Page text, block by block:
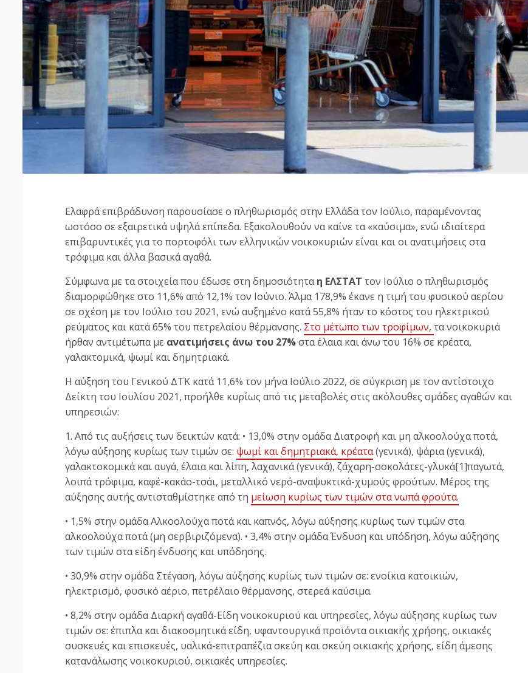
Ελαφρά επιβράδυνση παρουσίασε ο πληθωρισμός στην Ελλάδα τον Ιούλιο, παραμένοντας
ωστόσο σε εξαιρετικά υψηλά επίπεδα. Εξακολουθούν να καίνε τα «καύσιμα», ενώ ιδιαίτερα
επιβαρυντικές για το πορτοφόλι των ελληνικών νοικοκυριών είναι και οι ανατιμήσεις στα
τρόφιμα και άλλα βασικά αγαθά.
Σύμφωνα με τα στοιχεία που έδωσε στη δημοσιότηταη ΕΛΣΤΑΤ τον Ιούλιο ο πληθωρισμός
διαμορφώθηκε στο 11,6% από 12,1% τον Ιούνιο. Άλμα 178,9% έκανε η τιμή του φυσικού αερίου
σε σχέση με τον Ιούλιο του 2021, ενώ αυξημένο κατά 55,8% ήταν το κόστος του ηλεκτρικού
ρεύματος και κατά 65% του πετρελαίου θέρμανσης. Στο μέτωπο των τροφίμων, τα νοικοκυριά
ήρθαν αντιμέτωπα με ανατιμήσεις άνω του 27%στα έλαια και άνω του 16% σε κρέατα,
γαλακτομικά, ψωμί και δημητριακά.
Η αύξηση του Γενικού ΔΤΚ κατά 11,6% τον μήνα Ιούλιο 2022, σε σύγκριση με τον αντίστοιχο
Δείκτη του Ιουλίου 2021, προήλθε κυρίως από τις μεταβολές στις ακόλουθες ομάδες αγαθών και
υπηρεσιών:
1. Από τις αυξήσεις των δεικτών κατά: • 13,0% στην ομάδα Διατροφή και μη αλκοολούχα ποτά,
λόγω αύξησης κυρίως των τιμών σε: ψωμί και δημητριακά, κρέατα(γενικά), ψάρια (γενικά),
γαλακτοκομικά και αυγά, έλαια και λίπη, λαχανικά (γενικά), ζάχαρη-σοκολάτες-γλυκά[1]παγωτά,
λοιπά τρόφιμα, καφέ-κακάο-τσάι, μεταλλικό νερό-αναψυκτικά-χυμούς φρούτων. Μέρος της
αύξησης αυτής αντισταθμίστηκε από τη μείωση κυρίως των τιμών στα νωπά φρούτα.
• 1,5% στην ομάδα Αλκοολούχα ποτά και καπνός, λόγω αύξησης κυρίως των τιμών στα
αλκοολούχα ποτά (μη σερβιριζόμενα). • 3,4% στην ομάδα Ένδυση και υπόδηση, λόγω αύξησης
των τιμών στα είδη ένδυσης και υπόδησης.
• 30,9% στην ομάδα Στέγαση, λόγω αύξησης κυρίως των τιμών σε: ενοίκια κατοικιών,
ηλεκτρισμό, φυσικό αέριο, πετρέλαιο θέρμανσης, στερεά καύσιμα.
• 8,2% στην ομάδα Διαρκή αγαθά-Είδη νοικοκυριού και υπηρεσίες, λόγω αύξησης κυρίως των
τιμών σε: έπιπλα και διακοσμητικά είδη, υφαντουργικά προϊόντα οικιακής χρήσης, οικιακές
συσκευές και επισκευές, υαλικά-επιτραπέζια σκεύη και σκεύη οικιακής χρήσης, είδη άμεσης
κατανάλωσης νοικοκυριού, οικιακές υπηρεσίες.